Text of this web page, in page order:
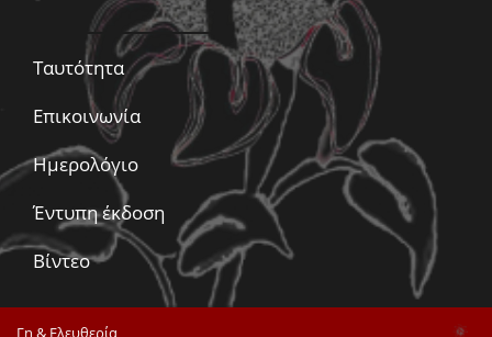
Ταυτότητα
Επικοινωνία
Ημερολόγιο
Έντυπη έκδοση
Βίντεο
Γη & Ελευθερία